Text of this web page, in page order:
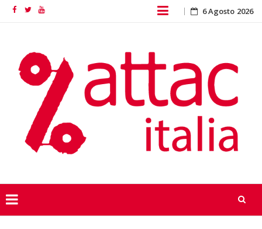
FacebookTwitterYouTube Skip
content
6 Agosto 2026